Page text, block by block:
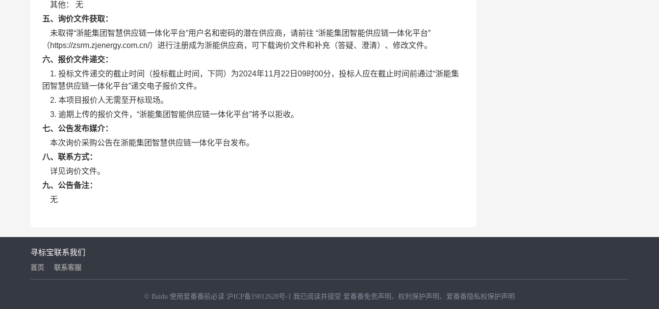
其他： 无
五、询价文件获取：
未取得“浙能集团智慧供应链一体化平台”用户名和密码的潜在供应商，请前往 “浙能集团智能供应链一体化平台”
（https://zsrm.zjenergy.com.cn/）进行注册成为浙能供应商，可下载询价文件和补充（答疑、澄清）、修改文件。
六、报价文件递交：
1. 投标文件递交的截止时间（投标截止时间，下同）为2024年11月22日09时00分，投标人应在截止时间前通过“浙能集
团智慧供应链一体化平台”递交电子报价文件。
2. 本项目报价人无需至开标现场。
3. 逾期上传的报价文件，“浙能集团智能供应链一体化平台”将予以拒收。
七、公告发布媒介：
本次询价采购公告在浙能集团智慧供应链一体化平台发布。
八、联系方式：
详见询价文件。
九、公告备注：
无
寻标宝
首页
联系我们
联系客服
© Baidu 使用爱番番前必读 沪ICP备19012628号-1 我已阅读并接受 爱番番免责声明 、 权利保护声明 、 爱番番隐私权保护声明